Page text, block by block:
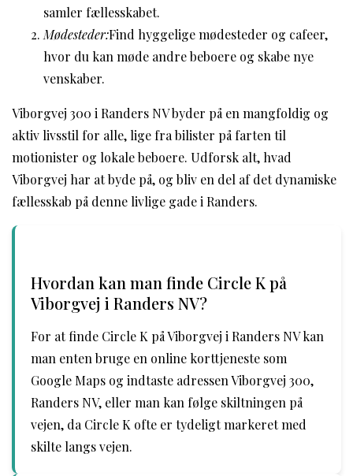
samler fællesskabet.
Mødesteder:Find hyggelige mødesteder og cafeer,
hvor du kan møde andre beboere og skabe nye
venskaber.
Viborgvej 300 i Randers NV byder på en mangfoldig og
aktiv livsstil for alle, lige fra bilister på farten til
motionister og lokale beboere. Udforsk alt, hvad
Viborgvej har at byde på, og bliv en del af det dynamiske
fællesskab på denne livlige gade i Randers.
Hvordan kan man finde Circle K på
Viborgvej i Randers NV?
For at finde Circle K på Viborgvej i Randers NV kan
man enten bruge en online korttjeneste som
Google Maps og indtaste adressen Viborgvej 300,
Randers NV, eller man kan følge skiltningen på
vejen, da Circle K ofte er tydeligt markeret med
skilte langs vejen.